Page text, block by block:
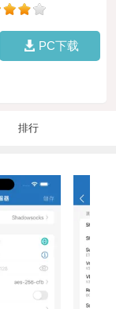
PC下载
排行